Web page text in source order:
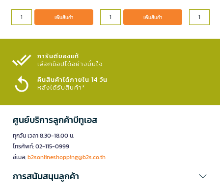
เพิ่มสินค้า เพิ่มสินค้า
การันตีของแท้
เลือกช้อปได้อย่างมั่นใจ​
คืนสินค้าได้ภายใน 14 วัน
หลังได้รับสินค้า*
ศูนย์บริการลูกค้าบีทูเอส
ทุกวัน เวลา 8.30-18.00 น.
โทรศัพท์: 02-115-0999
อีเมล:b2sonlineshopping@b2s.co.th
การสนับสนุนลูกค้า